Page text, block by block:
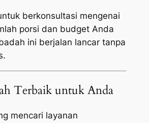
berkonsultasi mengenai
porsi dan budget Anda
ini berjalan lancar tanpa
Terbaik untuk Anda
mencari layanan